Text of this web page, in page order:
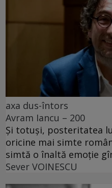
axa dus-întors
Avram Iancu – 200
Și totuși, posteritatea
oricine mai simte
simtă o înaltă emoție
Sever VOINESCU